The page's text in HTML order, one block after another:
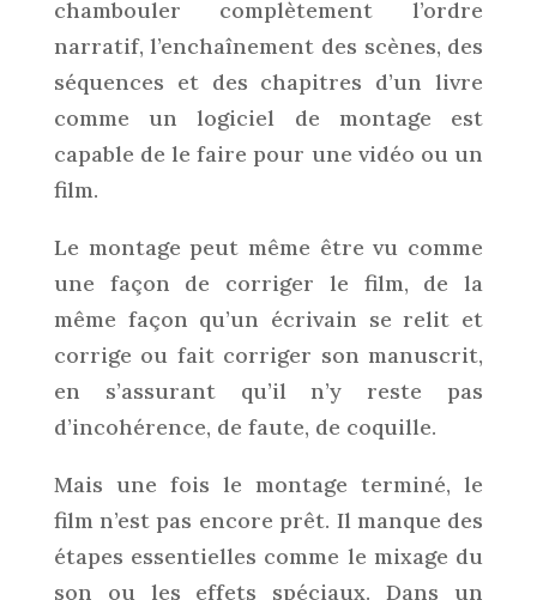
chambouler complètement l’ordre
narratif, l’enchaînement des scènes, des
séquences et des chapitres d’un livre
comme un logiciel de montage est
capable de le faire pour une vidéo ou un
film.
Le montage peut même être vu comme
une façon de corriger le film, de la
même façon qu’un écrivain se relit et
corrige ou fait corriger son manuscrit,
en s’assurant qu’il n’y reste pas
d’incohérence, de faute, de coquille.
Mais une fois le montage terminé, le
film n’est pas encore prêt. Il manque des
étapes essentielles comme le mixage du
son ou les effets spéciaux. Dans un